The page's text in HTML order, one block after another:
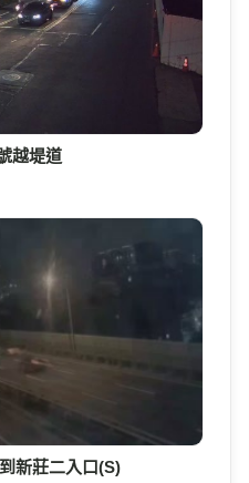
越堤道
新莊二入口(S)